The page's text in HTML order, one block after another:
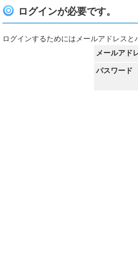
ログインが必要です。
ログインするためにはメールアドレス
メールアド
パスワード